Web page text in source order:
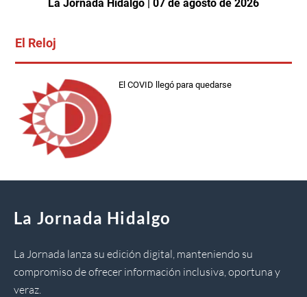
La Jornada Hidalgo | 07 de agosto de 2026
El Reloj
El COVID llegó para quedarse
La Jornada Hidalgo
La Jornada lanza su edición digital, manteniendo su
compromiso de ofrecer información inclusiva, oportuna y
veraz.